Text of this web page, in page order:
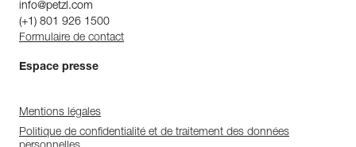
info@petzl.com
(+1) 801 926 1500
Formulaire de contact
Espace presse
Mentions légales
Politique de confidentialité et de traitement des données